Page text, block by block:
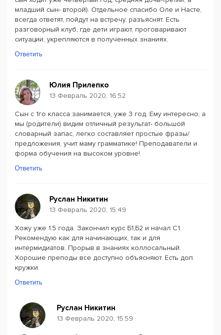
младший сын- второй). Отдельное спасибо Оле и Насте,
всегда ответят, пойдут на встречу, разъяснят. Есть
разговорный клуб, где дети играют, проговаривают
ситуации, укрепляются в полученных знаниях.
Ответить
Юлия Прилепко
13 Февраль 2020, 16:52
Сын с 1го класса занимается, уже 3 год. Ему интересно, а
мы (родители) видим отличный результат- большой
словарный запас, легко составляет простые фразы/
предложения, учит маму грамматике! Преподаватели и
форма обучения на высоком уровне!
Ответить
Руслан Никитин
13 Февраль 2020, 15:49
Хожу уже 1.5 года. Закончил курс Б1,Б2 и начал С1.
Рекомендую как для начинающих, так и для
интермидиатов. Прорыв в знаниях коллосальный.
Хорошие преподы все доступно объясняют. Есть доп.
кружки.
Ответить
Руслан Никитин
13 Февраль 2020, 15:59